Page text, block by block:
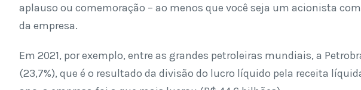
aplauso ou comemoração – ao menos que você seja um acionista
da empresa.
Em 2021, por exemplo, entre as grandes petroleiras mundiais, a
(23,7%), que é o resultado da divisão do lucro líquido pela receita